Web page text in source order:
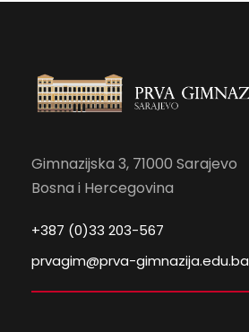
Gimnazijska 3, 71000 Sarajevo
Bosna i Hercegovina
+387 (0)33 203-567
prvagim@prva-gimnazija.edu.ba